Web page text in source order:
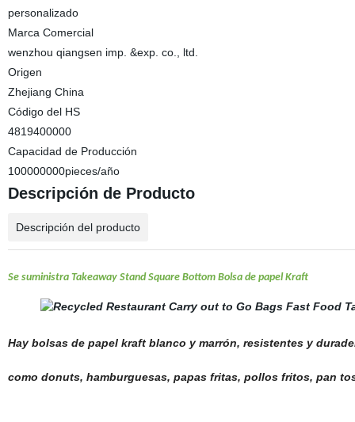
personalizado
Marca Comercial
wenzhou qiangsen imp. &exp. co., ltd.
Origen
Zhejiang China
Código del HS
4819400000
Capacidad de Producción
100000000pieces/año
Descripción de Producto
Descripción del producto
Se suministra Takeaway Stand Square Bottom Bolsa de papel Kraft
Hay bolsas de papel kraft blanco y marrón, resistentes y
como donuts, hamburguesas, papas fritas, pollos fritos, pan